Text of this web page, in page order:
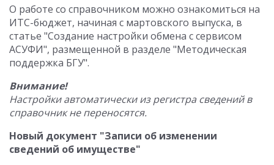
О работе со справочником можно ознакомиться на
ИТС-бюджет, начиная с мартовского выпуска, в
статье "Создание настройки обмена с сервисом
АСУФИ", размещенной в разделе "Методическая
поддержка БГУ".
Внимание!
Настройки автоматически из регистра сведений в
справочник не переносятся.
Новый документ "Записи об изменении
сведений об имуществе"